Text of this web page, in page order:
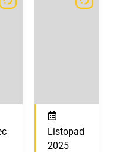
Listopad
2025